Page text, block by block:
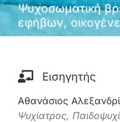
Το Ινστιτούτο
Ανακοινώσεις
Ψυχοσωματική
εφήβων,
Εισηγητής
Αθανάσιος
Ψυχίατρος,